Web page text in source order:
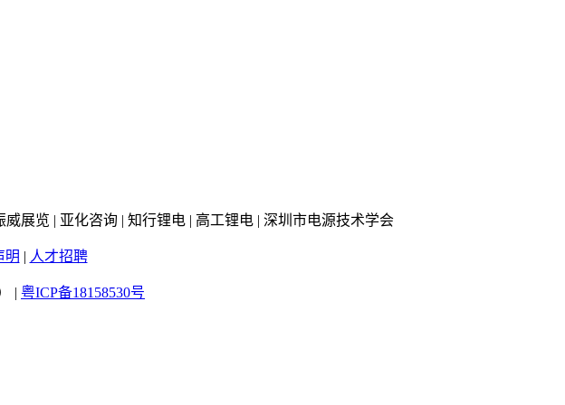
展览 | 亚化咨询 | 知行锂电 | 高工锂电 | 深圳市电源技术学会
明 | 人才招聘
| 粤ICP备18158530号